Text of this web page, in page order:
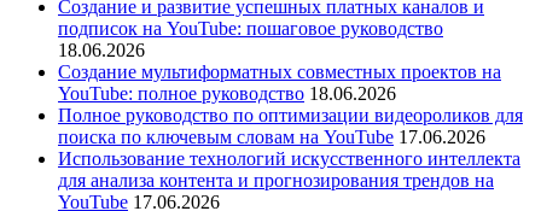
Создание и развитие успешных платных каналов и
подписок на YouTube: пошаговое руководство
18.06.2026
Создание мультиформатных совместных проектов на
YouTube: полное руководство 18.06.2026
Полное руководство по оптимизации видеороликов для
поиска по ключевым словам на YouTube 17.06.2026
Использование технологий искусственного интеллекта
для анализа контента и прогнозирования трендов на
YouTube 17.06.2026